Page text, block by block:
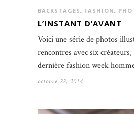
BACKSTAGES, FASHION,
L’INSTANT D’AVANT
Voici une série de photos
rencontres avec six
dernière fashion week
octobre 22, 2014